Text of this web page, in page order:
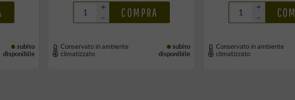
subito
disponibile
+
–
COMPRA
Conservato in ambiente
climatizzato
subito
disponibile
+
–
Conservato in ambiente
climatizzato